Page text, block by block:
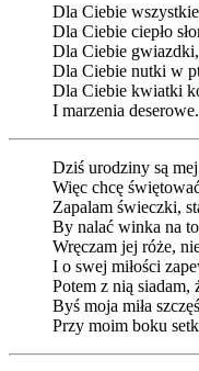
Dla Ciebie
Dla Ciebie ciepło
Dla Ciebie gwiazdki,
Dla Ciebie nutki w
Dla Ciebie kwiatki
I marzenia deserowe.
Dziś urodziny są
Więc chcę
Zapalam świeczki,
By nalać winka na
Wręczam jej róże,
I o swej miłości
Potem z nią siadam,
Byś moja miła
Przy moim boku